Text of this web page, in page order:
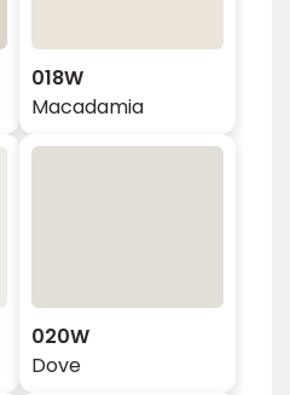
018W
Macadamia
020W
Dove